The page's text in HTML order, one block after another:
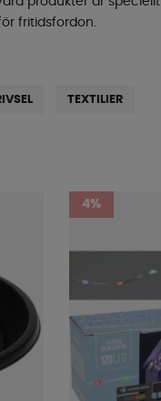
fritidsfordon.
TEXTILIER
4%